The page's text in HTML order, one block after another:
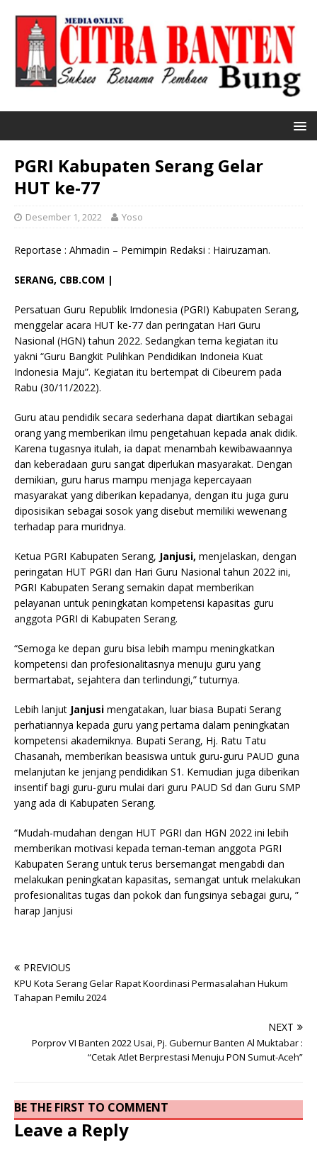
PGRI Kabupaten Serang Gelar
HUT ke-77
Desember 1, 2022 Yoso
Reportase : Ahmadin – Pemimpin Redaksi : Hairuzaman.
SERANG, CBB.COM |
Persatuan Guru Republik Imdonesia (PGRI) Kabupaten Serang,
menggelar acara HUT ke-77 dan peringatan Hari Guru
Nasional (HGN) tahun 2022. Sedangkan tema kegiatan itu
yakni “Guru Bangkit Pulihkan Pendidikan Indoneia Kuat
Indonesia Maju”. Kegiatan itu bertempat di Cibeurem pada
Rabu (30/11/2022).
Guru atau pendidik secara sederhana dapat diartikan sebagai
orang yang memberikan ilmu pengetahuan kepada anak didik.
Karena tugasnya itulah, ia dapat menambah kewibawaannya
dan keberadaan guru sangat diperlukan masyarakat. Dengan
demikian, guru harus mampu menjaga kepercayaan
masyarakat yang diberikan kepadanya, dengan itu juga guru
diposisikan sebagai sosok yang disebut memiliki wewenang
terhadap para muridnya.
Ketua PGRI Kabupaten Serang, Janjusi, menjelaskan, dengan
peringatan HUT PGRI dan Hari Guru Nasional tahun 2022 ini,
PGRI Kabupaten Serang semakin dapat memberikan
pelayanan untuk peningkatan kompetensi kapasitas guru
anggota PGRI di Kabupaten Serang.
“Semoga ke depan guru bisa lebih mampu meningkatkan
kompetensi dan profesionalitasnya menuju guru yang
bermartabat, sejahtera dan terlindungi,” tuturnya.
Lebih lanjut Janjusi mengatakan, luar biasa Bupati Serang
perhatiannya kepada guru yang pertama dalam peningkatan
kompetensi akademiknya. Bupati Serang, Hj. Ratu Tatu
Chasanah, memberikan beasiswa untuk guru-guru PAUD guna
melanjutan ke jenjang pendidikan S1. Kemudian juga diberikan
insentif bagi guru-guru mulai dari guru PAUD Sd dan Guru SMP
yang ada di Kabupaten Serang.
“Mudah-mudahan dengan HUT PGRI dan HGN 2022 ini lebih
memberikan motivasi kepada teman-teman anggota PGRI
Kabupaten Serang untuk terus bersemangat mengabdi dan
melakukan peningkatan kapasitas, semangat untuk melakukan
profesionalitas tugas dan pokok dan fungsinya sebagai guru, ”
harap Janjusi
PREVIOUS
KPU Kota Serang Gelar Rapat Koordinasi Permasalahan Hukum
Tahapan Pemilu 2024
NEXT
Porprov VI Banten 2022 Usai, Pj. Gubernur Banten Al Muktabar :
“Cetak Atlet Berprestasi Menuju PON Sumut-Aceh”
BE THE FIRST TO COMMENT
Leave a Reply